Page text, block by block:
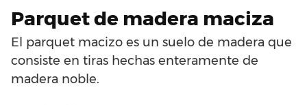
Parquet de madera maciza
El parquet macizo es un suelo de madera que
consiste en tiras hechas enteramente de
madera noble.